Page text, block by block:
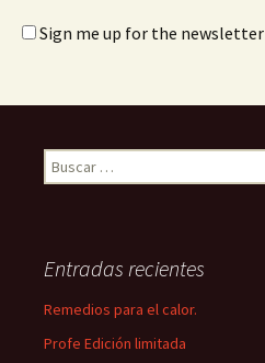
Sign me up for the newsletter
Buscar:
Entradas recientes
Remedios para el calor.
Profe Edición limitada